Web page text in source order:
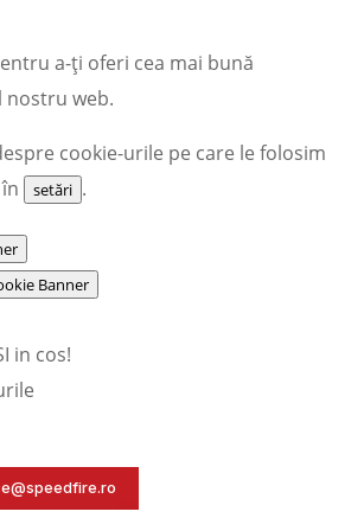
a-ți oferi cea mai bună
nostru web.
cookie-urile pe care le folosim
setări .
Banner
in cos!